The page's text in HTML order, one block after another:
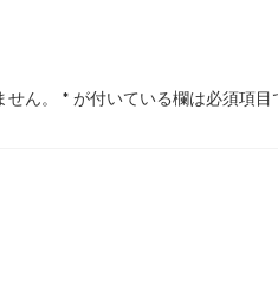
ん。 * が付いている欄は必須項目